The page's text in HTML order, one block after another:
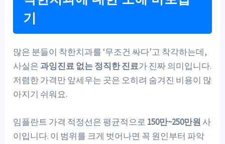
기
많은 분들이 착한치과를 ‘무조건 싸다’고 착각하는데,
사실은 과잉진료 없는 정직한 진료가 진짜 의미입니다.
저렴한 가격만 앞세우는 곳은 오히려 숨겨진 비용이 많
아지기 쉬워요.
임플란트 가격 적정선은 평균적으로 150만~250만원 사
이입니다. 이 범위를 크게 벗어나면 꼭 원인부터 파악